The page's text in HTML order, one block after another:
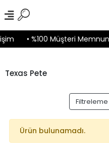
• %100 Müşteri
Texas Pete
Filtreleme
Ürün bulunamadı.